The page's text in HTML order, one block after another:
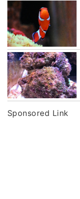
Sponsored Link